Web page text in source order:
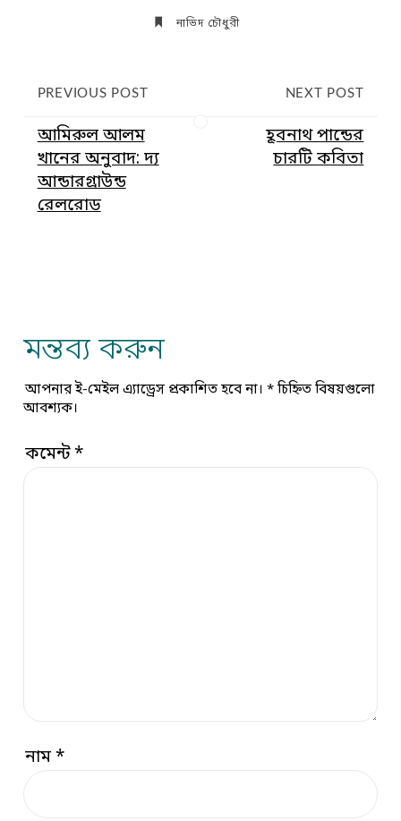
নাভিদ চৌধুরী
PREVIOUS POST
আমিরুল আলম
খানের অনুবাদ: দ্য
আন্ডারগ্রাউন্ড
রেলরোড
NEXT POST
হূবনাথ পান্ডের
চারটি কবিতা
মন্তব্য করুন
আপনার ই-মেইল এ্যাড্রেস প্রকাশিত হবে না। *চিহ্নিত বিষয়গুলো
আবশ্যক।
কমেন্ট*
নাম*